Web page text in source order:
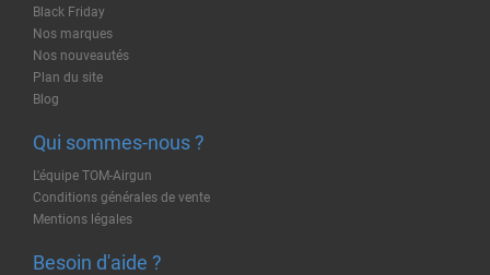
Black Friday
Nos marques
Nos nouveautés
Plan du site
Blog
Qui sommes-nous ?
L'équipe TOM-Airgun
Conditions générales de vente
Mentions légales
Besoin d'aide ?